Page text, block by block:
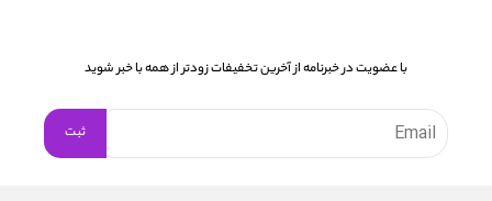
با عضویت در خبرنامه از آخرین تخفیفات زودتر از همه با خبر شوید